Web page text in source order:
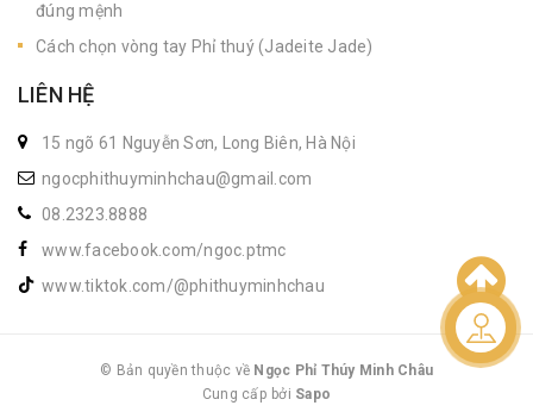
đúng mệnh
Cách chọn vòng tay Phỉ thuý (Jadeite Jade)
LIÊN HỆ
15 ngõ 61 Nguyễn Sơn, Long Biên, Hà Nội
ngocphithuyminhchau@gmail.com
08.2323.8888
www.facebook.com/ngoc.ptmc
www.tiktok.com/@phithuyminhchau
© Bản quyền thuộc về Ngọc Phỉ Thúy Minh Châu
|
Cung cấp bởi Sapo
Liên hệ